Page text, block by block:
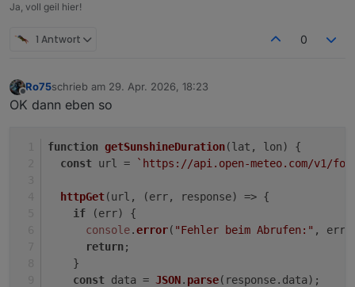
Ja, voll geil hier!
1 Antwort 0
Offline
Ro75schrieb am 29. Apr. 2026, 18:23
zuletzt editiert von
OK dann eben so
function getSunshineDuration(lat, lon) {
const url = `https://api.open-meteo.com/v1/
httpGet(url, (err, response) => {
if (err) {
console.error( "Fehler beim Abrufen:" ,
return;
    }
const data = JSON. parse(response. data);